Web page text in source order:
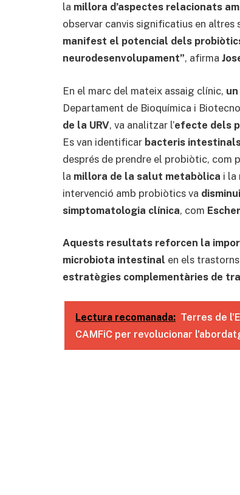
la millora d’aspectes relacionats
observar canvis significatius en altres
manifest el potencial dels
neurodesenvolupament”, afirma
En el marc del mateix assaig clínic,
Departament de Bioquímica i
de la URV, va analitzar l’efecte dels
Es van identificar bacteris intestinals
després de prendre el probiòtic, com
la millora de la salut metabòlica i la
intervenció amb probiòtics va
simptomatologia clínica, com
Aquests resultats reforcen la
microbiota intestinal en els
estratègies complementàries de
Lectura recomanada: Terres de
CAMFiC per revolucionar